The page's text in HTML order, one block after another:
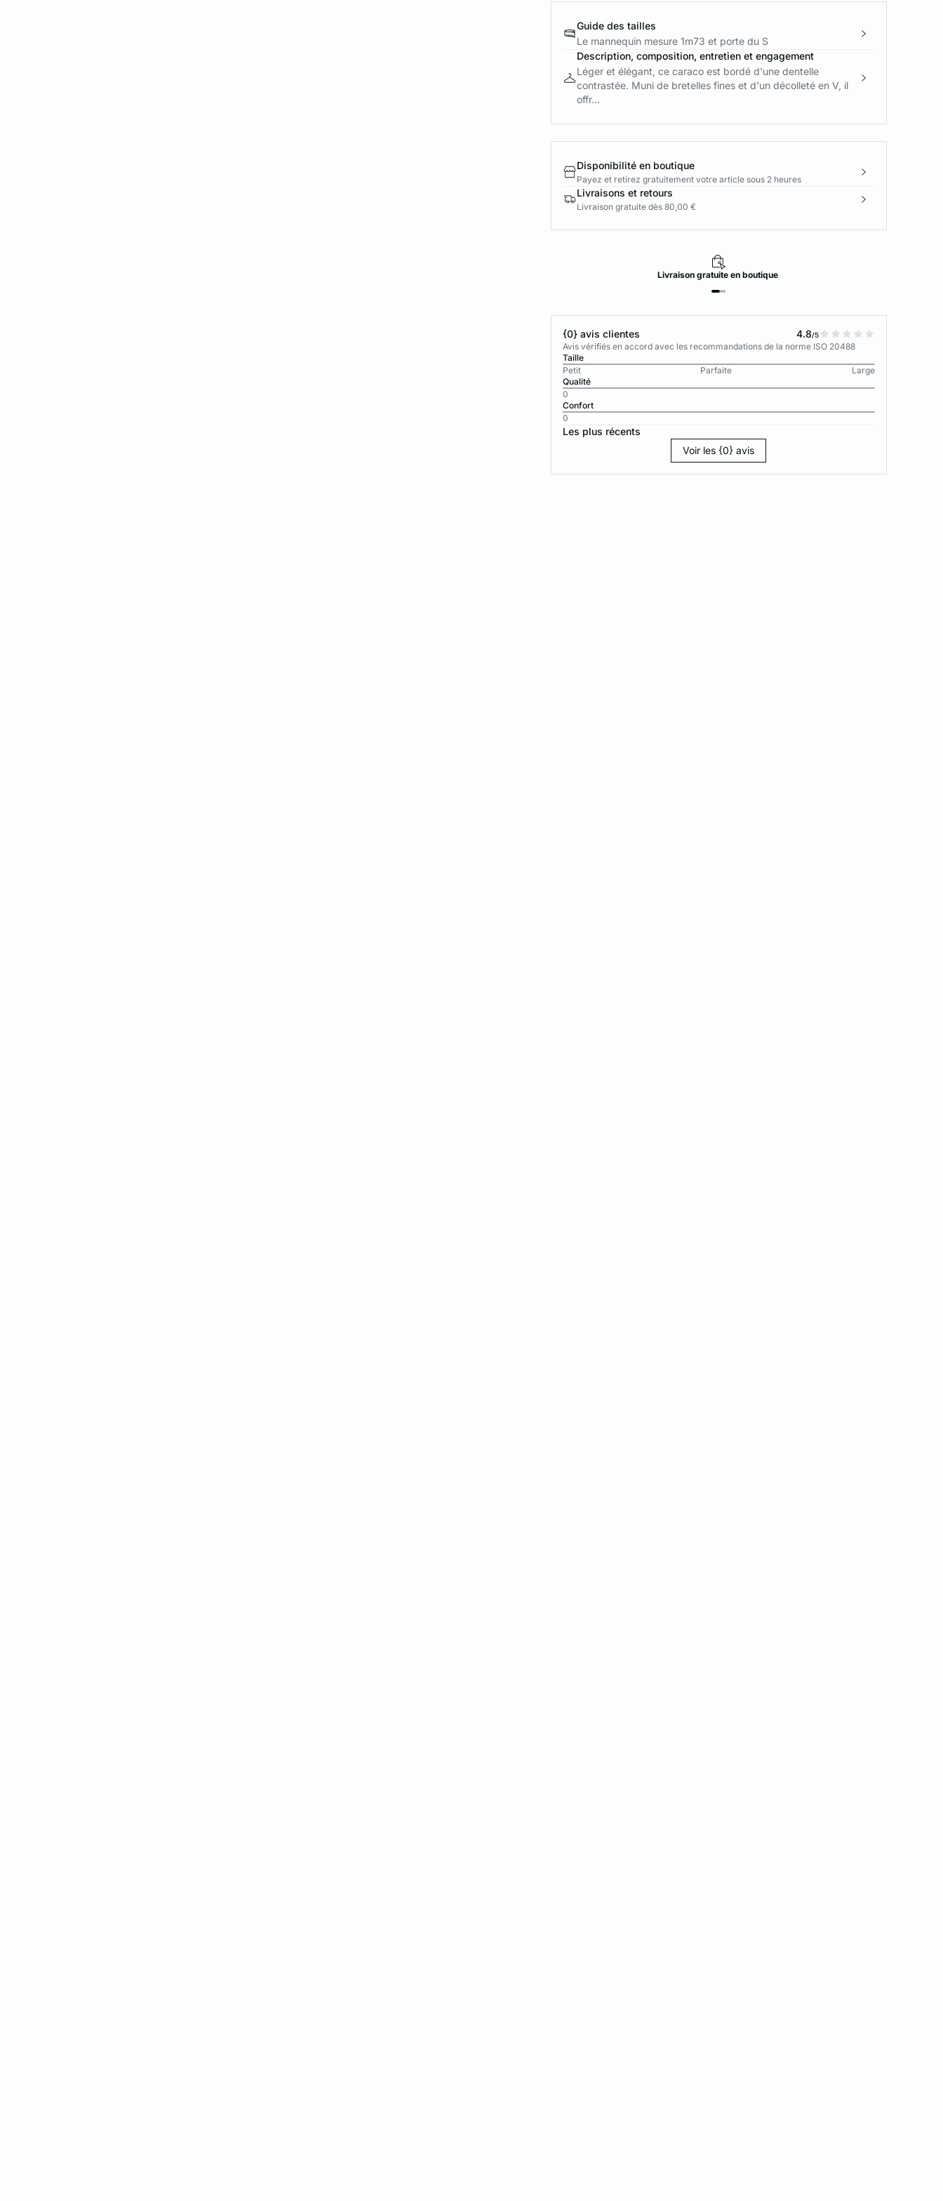
Guide des tailles
Le mannequin mesure 1m73 et porte du S
Description, composition, entretien et engagement
Léger et élégant, ce caraco est bordé d'une dentelle
contrastée. Muni de bretelles fines et d'un décolleté en V, il
offr...
Disponibilité en boutique
Payez et retirez gratuitement votre article sous 2 heures
Livraisons et retours
Livraison gratuite dès 80,00 €
Livraison gratuite en boutique
{0} avis clientes 4.8/5
Avis vérifiés en accord avec les recommandations de la norme ISO 20488
Taille
Petit
Parfaite
Large
Qualité
0
Confort
0
Les plus récents
Voir les {0} avis